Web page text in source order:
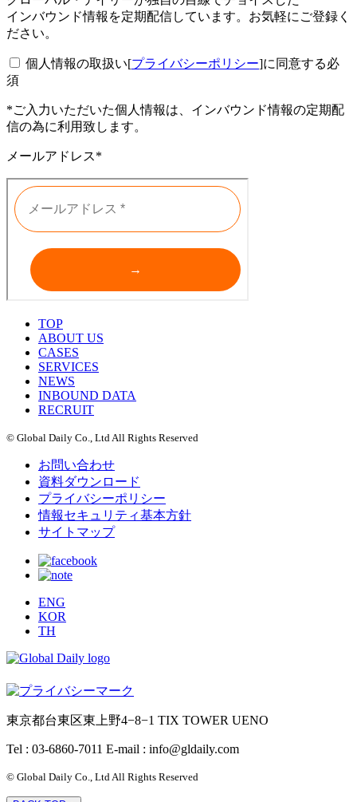
インバウンド情報を定期配信しています。お気軽にご登録く
ださい。
個人情報の取扱い[プライバシーポリシー]に同意する必
須
*ご入力いただいた個人情報は、インバウンド情報の定期配
信の為に利用致します。
メールアドレス*
TOP
ABOUT US
CASES
SERVICES
NEWS
INBOUND DATA
RECRUIT
© Global Daily Co., Ltd All Rights Reserved
お問い合わせ
資料ダウンロード
プライバシーポリシー
情報セキュリティ基本方針
サイトマップ
ENG
KOR
TH
東京都台東区東上野4−8−1 TIX TOWER UENO
Tel : 03-6860-7011 E-mail : info@gldaily.com
© Global Daily Co., Ltd All Rights Reserved